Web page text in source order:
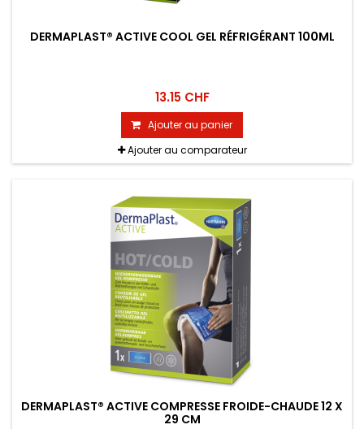
DERMAPLAST® ACTIVE COOL GEL RÉFRIGÉRANT 100ML
13.15 CHF
Ajouter au panier
Ajouter au comparateur
DERMAPLAST® ACTIVE COMPRESSE FROIDE-CHAUDE 12 X
29 CM